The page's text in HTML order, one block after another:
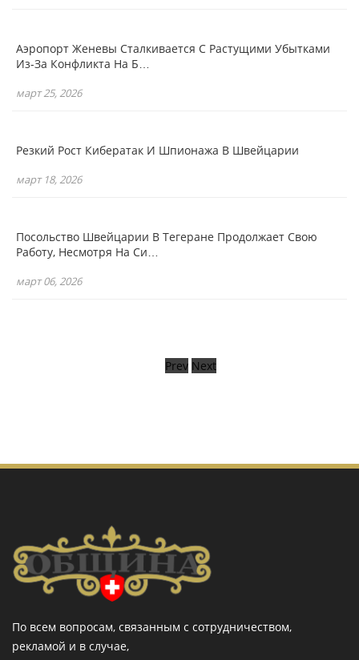
Prev Next
Аэропорт Женевы Сталкивается С Растущими Убытками
Из-За Конфликта На Б…
март 25, 2026
Резкий Рост Кибератак И Шпионажа В Швейцарии
март 18, 2026
Посольство Швейцарии В Тегеране Продолжает Свою
Работу, Несмотря На Си…
март 06, 2026
По всем вопросам, связанным с сотрудничеством,
рекламой и в случае,